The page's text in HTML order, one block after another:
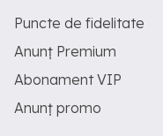
Puncte de fidelitate
Anunț Premium
Abonament VIP
Anunț promo